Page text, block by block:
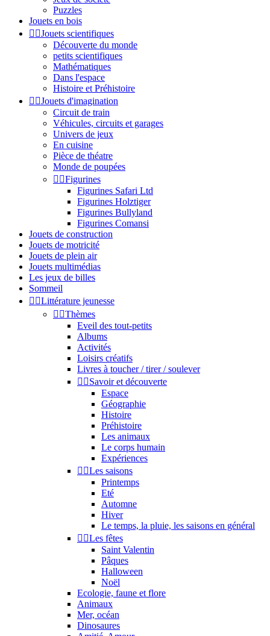
Puzzles
Jouets en bois
 Jouets scientifiques
Découverte du monde
petits scientifiques
Mathématiques
Dans l'espace
Histoire et Préhistoire
 Jouets d'imagination
Circuit de train
Véhicules, circuits et garages
Univers de jeux
En cuisine
Pièce de théatre
Monde de poupées
 Figurines
Figurines Safari Ltd
Figurines Holztiger
Figurines Bullyland
Figurines Comansi
Jouets de construction
Jouets de motricité
Jouets de plein air
Jouets multimédias
Les jeux de billes
Sommeil
 Littérature jeunesse
 Thèmes
Eveil des tout-petits
Albums
Activités
Loisirs créatifs
Livres à toucher / tirer / soulever
 Savoir et découverte
Espace
Géographie
Histoire
Préhistoire
Les animaux
Le corps humain
Expériences
 Les saisons
Printemps
Eté
Automne
Hiver
Le temps, la pluie, les saisons en général
 Les fêtes
Saint Valentin
Pâques
Halloween
Noël
Ecologie, faune et flore
Animaux
Mer, océan
Dinosaures